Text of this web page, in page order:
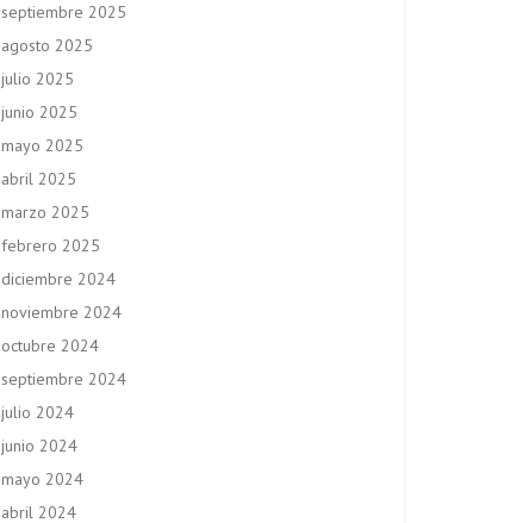
septiembre 2025
agosto 2025
julio 2025
junio 2025
mayo 2025
abril 2025
marzo 2025
febrero 2025
diciembre 2024
noviembre 2024
octubre 2024
septiembre 2024
julio 2024
junio 2024
mayo 2024
abril 2024